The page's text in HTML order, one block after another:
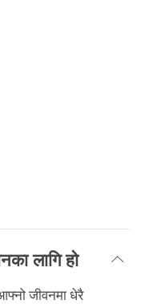
लागि हो
जीवनमा धेरै